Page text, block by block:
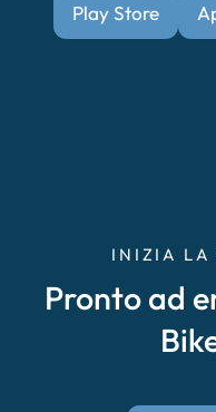
Play Store
INIZIA LA
Pronto ad